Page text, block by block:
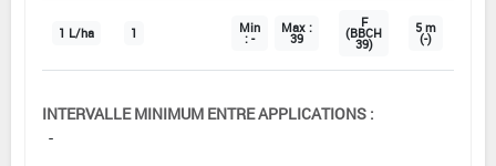
1 L/ha 1 Min
: -
Max :
39
F
(BBCH
39)
5 m
(-)
INTERVALLE MINIMUM ENTRE APPLICATIONS :
-